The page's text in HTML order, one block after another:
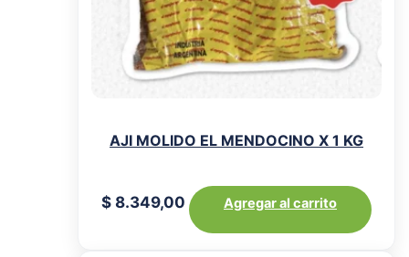
AJI MOLIDO EL MENDOCINO X 1 KG
$ 8.349,00 Agregar al carrito